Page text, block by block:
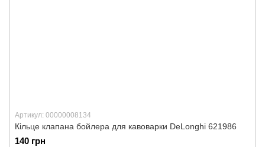
Артикул: 00000008134
Кільце клапана бойлера для кавоварки DeLonghi 621986
140 грн